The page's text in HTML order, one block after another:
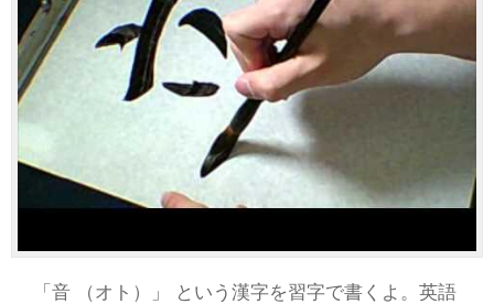
「音 （オト）」 という漢字を習字で書くよ。英語